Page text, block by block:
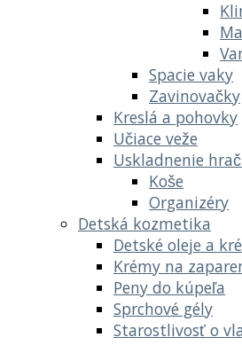
Spacie vaky
Zavinovačky
Kreslá a pohovky
Učiace veže
Uskladnenie
Koše
Organizéry
Detská kozmetika
Detské oleje a
Krémy na
Peny do kúpeľa
Sprchové gély
Starostlivosť o